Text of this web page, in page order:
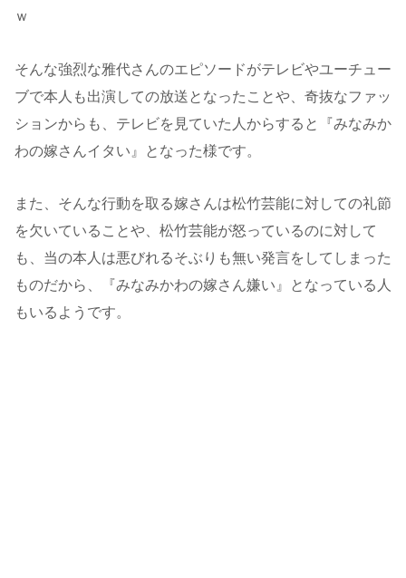
ｗ
そんな強烈な雅代さんのエピソードがテレビやユーチュー
ブで本人も出演しての放送となったことや、奇抜なファッ
ションからも、テレビを見ていた人からすると『みなみか
わの嫁さんイタい』となった様です。
また、そんな行動を取る嫁さんは松竹芸能に対しての礼節
を欠いていることや、松竹芸能が怒っているのに対して
も、当の本人は悪びれるそぶりも無い発言をしてしまった
ものだから、『みなみかわの嫁さん嫌い』となっている人
もいるようです。